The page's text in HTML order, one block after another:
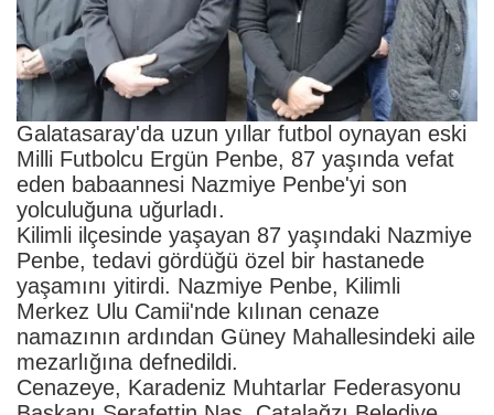
Galatasaray'da uzun yıllar futbol oynayan eski
Milli Futbolcu Ergün Penbe, 87 yaşında vefat
eden babaannesi Nazmiye Penbe'yi son
yolculuğuna uğurladı.
Kilimli ilçesinde yaşayan 87 yaşındaki Nazmiye
Penbe, tedavi gördüğü özel bir hastanede
yaşamını yitirdi. Nazmiye Penbe, Kilimli
Merkez Ulu Camii'nde kılınan cenaze
namazının ardından Güney Mahallesindeki aile
mezarlığına defnedildi.
Cenazeye, Karadeniz Muhtarlar Federasyonu